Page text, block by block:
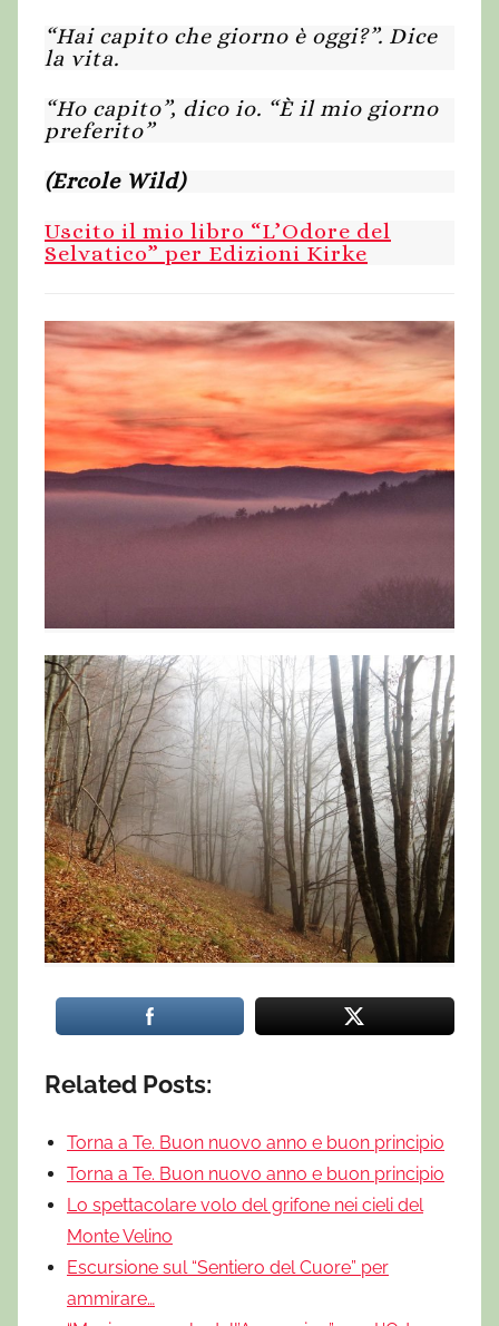
“Hai capito che giorno è oggi?”. Dice
la vita.
“Ho capito”, dico io. “È il mio giorno
preferito”
(Ercole Wild)
Uscito il mio libro “L’Odore del
Selvatico” per Edizioni Kirke
Related Posts:
Torna a Te. Buon nuovo anno e buon principio
Torna a Te. Buon nuovo anno e buon principio
Lo spettacolare volo del grifone nei cieli del
Monte Velino
Escursione sul “Sentiero del Cuore” per
ammirare…